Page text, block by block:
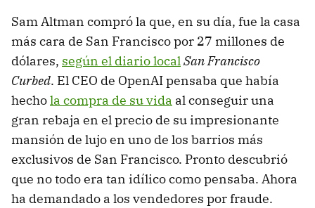
Sam Altman compró la que, en su día, fue la casa
más cara de San Francisco por 27 millones de
dólares, según el diario localSan Francisco
Curbed. El CEO de OpenAI pensaba que había
hechola compra de su vida al conseguir una
gran rebaja en el precio de su impresionante
mansión de lujo en uno de los barrios más
exclusivos de San Francisco. Pronto descubrió
que no todo era tan idílico como pensaba. Ahora
ha demandado a los vendedores por fraude.